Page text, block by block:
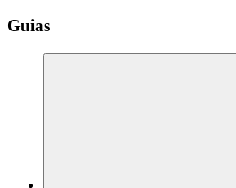
Guias